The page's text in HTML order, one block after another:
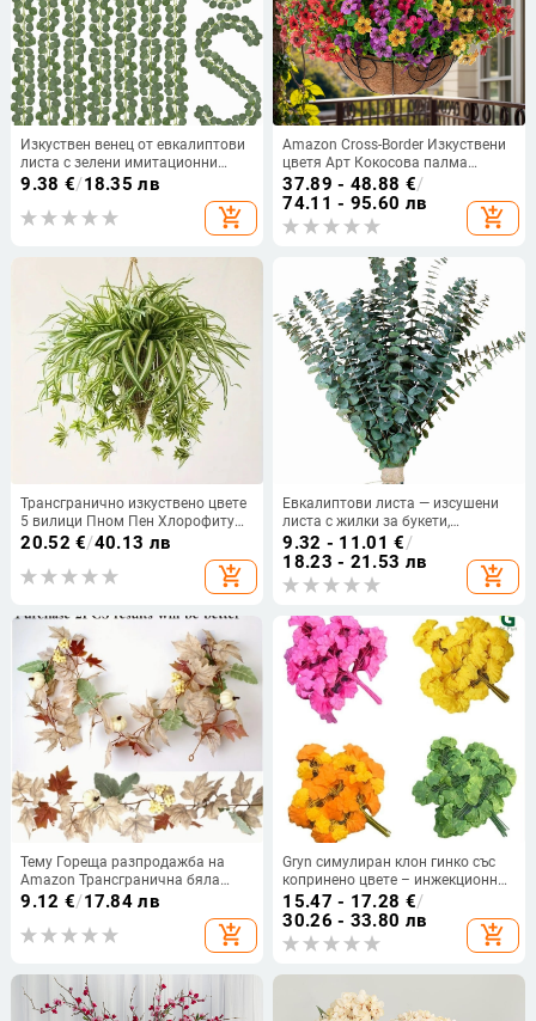
Изкуствен венец от евкалиптови
листа с зелени имитационни
ратанови нишки, височина 30–
декорация
9.38 €/18.35 лв
add_shopping_cart
Amazon Cross-Border Изкуствени
цветя Арт Кокосова палма
Висяща кошница Комплект
Висяща саксия Декорация за
врата Гирлянд Сватба
Маргаритка Зелено растение
37.89 - 48.88 €/
74.11 - 95.60 лв
add_shopping_cart
Трансгранично изкуствено цвете
5 вилици Пном Пен Хлорофитум
саксийно зелено растение
копринено цвете пакет фалшиви
цветя изкуствено растение
20.52 €/40.13 лв
add_shopping_cart
Евкалиптови листа — изсушени
листа с жилки за букети,
опаковка: една връзка
9.32 - 11.01 €/
18.23 - 21.53 лв
add_shopping_cart
Тему Гореща разпродажба на
Amazon Трансгранична бяла
тиква Есенна декоративна
аранжировка от ратан Ратан от
кленов лист за благодарност
9.12 €/17.84 лв
add_shopping_cart
Gryn симулиран клон гинко със
копринено цвете – инжекционно
формован, за външен декор и
реквизити за фотография
15.47 - 17.28 €/
30.26 - 33.80 лв
add_shopping_cart